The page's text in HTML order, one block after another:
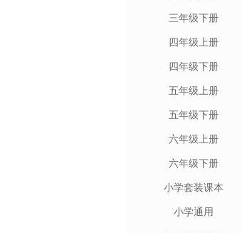
三年级下册
四年级上册
四年级下册
五年级上册
五年级下册
六年级上册
六年级下册
小学套装课本
小学通用